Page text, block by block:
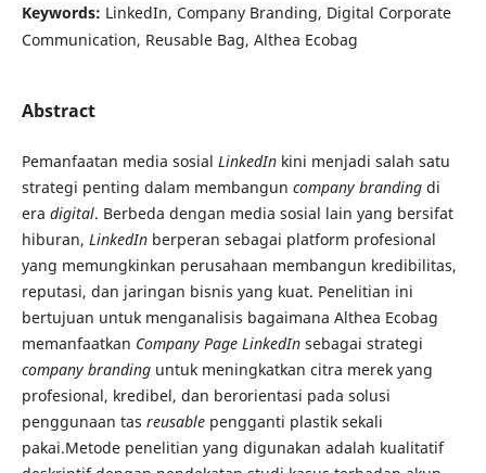
Keywords: LinkedIn, Company Branding, Digital Corporate
Communication, Reusable Bag, Althea Ecobag
Abstract
Pemanfaatan media sosial LinkedInkini menjadi salah satu
strategi penting dalam membangun company branding di
era digital. Berbeda dengan media sosial lain yang bersifat
hiburan, LinkedInberperan sebagai platform profesional
yang memungkinkan perusahaan membangun kredibilitas,
reputasi, dan jaringan bisnis yang kuat. Penelitian ini
bertujuan untuk menganalisis bagaimana Althea Ecobag
memanfaatkan Company Page LinkedInsebagai strategi
company brandinguntuk meningkatkan citra merek yang
profesional, kredibel, dan berorientasi pada solusi
penggunaan tas reusablepengganti plastik sekali
pakai.Metode penelitian yang digunakan adalah kualitatif